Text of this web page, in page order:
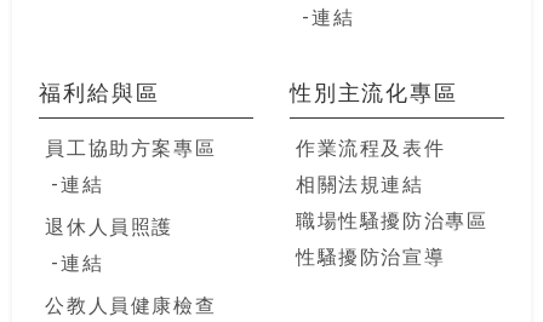
連結
福利給與區
員工協助方案專區
連結
退休人員照護
連結
公教人員健康檢查
性別主流化專區
作業流程及表件
相關法規連結
職場性騷擾防治專區
性騷擾防治宣導